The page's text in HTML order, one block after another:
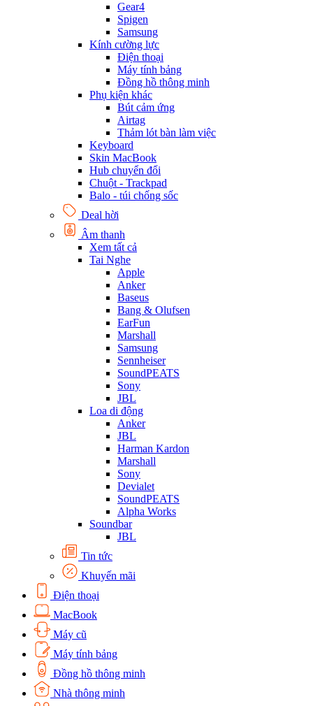
Gear4
Spigen
Samsung
Kính cường lực
Điện thoại
Máy tính bảng
Đồng hồ thông minh
Phụ kiện khác
Bút cảm ứng
Airtag
Thảm lót bàn làm việc
Keyboard
Skin MacBook
Hub chuyển đổi
Chuột - Trackpad
Balo - túi chống sốc
Deal hời
Âm thanh
Xem tất cả
Tai Nghe
Apple
Anker
Baseus
Bang & Olufsen
EarFun
Marshall
Samsung
Sennheiser
SoundPEATS
Sony
JBL
Loa di động
Anker
JBL
Harman Kardon
Marshall
Sony
Devialet
SoundPEATS
Alpha Works
Soundbar
JBL
Tin tức
Khuyến mãi
Điện thoại
MacBook
Máy cũ
Máy tính bảng
Đồng hồ thông minh
Nhà thông minh